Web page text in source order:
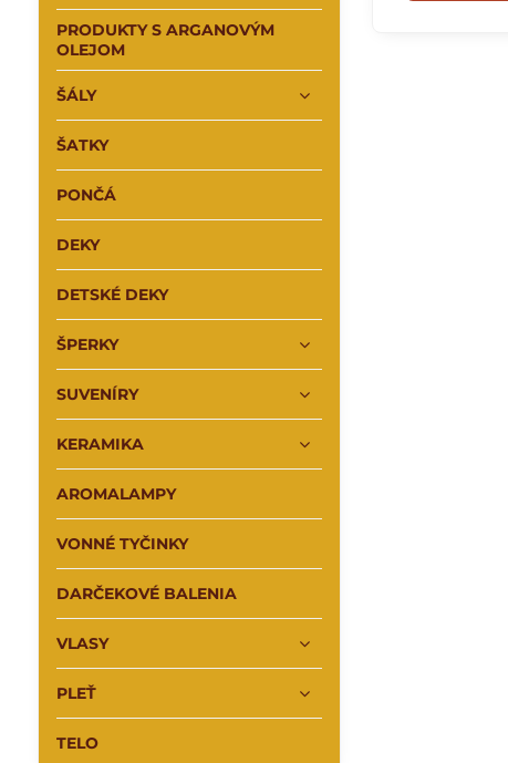
PRODUKTY S ARGANOVÝM
OLEJOM
ŠÁLY
ŠATKY
PONČÁ
DEKY
DETSKÉ DEKY
ŠPERKY
SUVENÍRY
KERAMIKA
AROMALAMPY
VONNÉ TYČINKY
DARČEKOVÉ BALENIA
VLASY
PLEŤ
TELO